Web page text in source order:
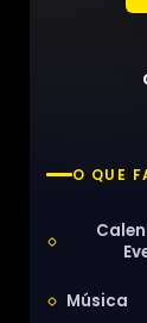
O QUE
Música